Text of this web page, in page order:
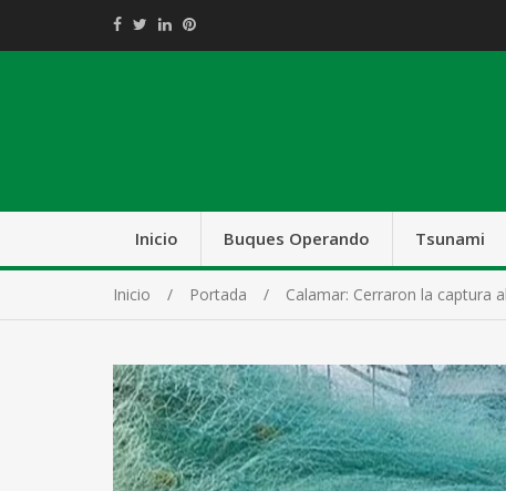
Inicio Buques Operando Tsunami
Inicio Portada Calamar: Cerraron la captura